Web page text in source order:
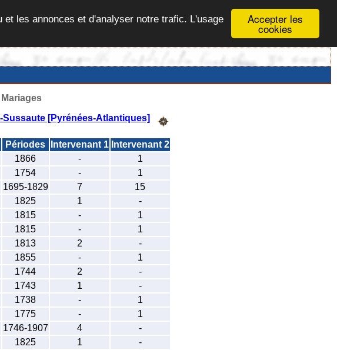
Accepter les
cookies
les annonces et d'analyser notre trafic. L'usage
Mariages
[Pyrénées-Atlantiques]
Périodes Intervenant 1 Intervenant 2
1866 -
1
1754 -
1
1695-1829 7
15
1825 1
-
1815 -
1
1815 -
1
1813 2
-
1855 -
1
1744 2
-
1743 1
-
1738 -
1
1775 -
1
1746-1907 4
-
1825 1
-